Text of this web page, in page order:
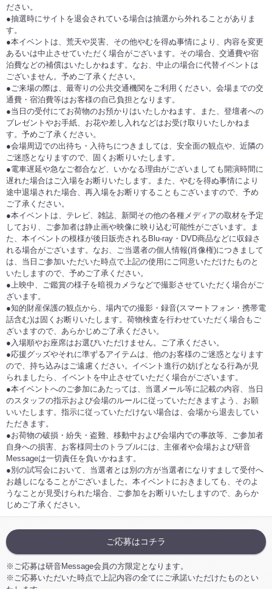
ださい。
●抽選時にサイトを退会されている場合は抽選から外れることがありま
す。
●本イベントは、荒天や災害、その他やむを得ぬ事情により、内容を変更
あるいは中止させていただく場合がございます。その場合、交通費や宿
泊費などの補償はいたしかねます。なお、中止の場合に代替イベントは
ございません。予めご了承ください。
●ご来場の際は、最寄りの公共交通機関をご利用ください。会場までの交
通費・宿泊費等はお客様の自己負担となります。
●当日の受付にてお荷物のお預かりはいたしかねます。また、登壇者への
プレゼントやお手紙、お花や差し入れなどはお受け取りいたしかねま
す。予めご了承ください。
●会場周辺での出待ち・入待ちにつきましては、安全面の観点や、近隣の
ご迷惑となりますので、固くお断りいたします。
●電車遅延や急なご都合など、いかなる理由がございましても開演時間に
遅れた場合はご入場をお断りいたします。また、やむを得ぬ事情により
途中退場された場合、再入場をお断りすることもございますので、予め
ご了承ください。
●本イベントは、テレビ、雑誌、新聞その他の各種メディアの取材を予定
しており、ご参加者は静止画や映像に映り込む可能性がございます。ま
た、本イベントの模様が後日販売されるBlu-ray・DVD商品などに収録さ
れる場合がございます。なお、ご当選者の個人情報(肖像権)につきまして
は、当日ご参加いただいた時点で上記の使用にご同意いただけたものと
いたしますので、予めご了承ください。
●上映中、ご鑑賞の様子を暗視カメラなどで撮影させていただく場合がご
ざいます。
●知的財産保護の観点から、場内での撮影・録音(スマートフォン・携帯電
話含む)は固くお断りいたします。荷物検査を行わせていただく場合もご
ざいますので、あらかじめご了承ください。
●入場順やお座席はお選びいただけません。ご了承ください。
●応援グッズやそれに準ずるアイテムは、他のお客様のご迷惑となります
ので、持ち込みはご遠慮ください。イベント進行の妨げとなる行為が見
られましたら、イベントを中止させていただく場合がございます。
●本イベントへのご参加にあたっては、当選メール等に記載の内容、当日
のスタッフの指示および会場のルールに従っていただきますよう、お願
いいたします。指示に従っていただけない場合は、会場から退去してい
ただきます。
●お荷物の破損・紛失・盗難、移動中および会場内での事故等、ご参加者
自身への損害、お客様同士のトラブルには、主催者や会場および研音
Messageは一切責任を負いかねます。
●別の試写会において、当選者とは別の方が当選者になりすまして受付へ
お越しになることがございました。本イベントにおきましても、そのよ
うなことが見受けられた場合、ご参加をお断りいたしますので、あらか
じめご了承ください。
ご応募はコチラ
※ご応募は研音Message会員の方限定となります。
※ご応募いただいた時点で上記内容の全てにご承諾いただけたものとい